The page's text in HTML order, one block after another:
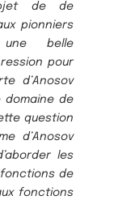
de de
pionniers
une belle
pour
d’Anosov
de
question
d’Anosov
les
de
fonctions